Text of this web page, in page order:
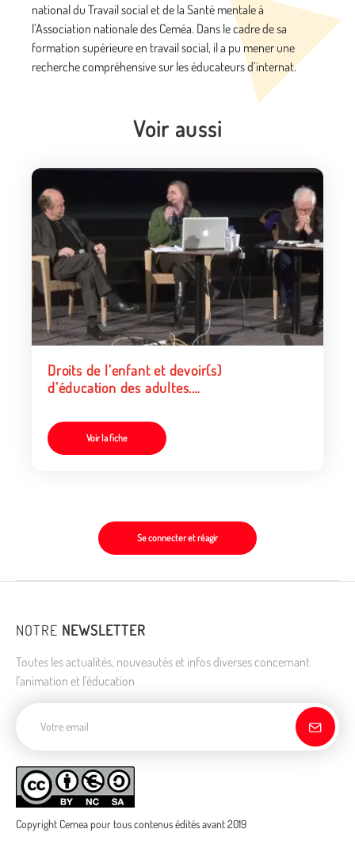
national du Travail social et de la Santé mentale à
l’Association nationale des Ceméa. Dans le cadre de sa
formation supérieure en travail social, il a pu mener une
recherche compréhensive sur les éducateurs d’internat.
Voir aussi
Droits de l’enfant et devoir(s)
d’éducation des adultes.
Voir la fiche
Se connecter et réagir
NOTRE NEWSLETTER
Toutes les actualités, nouveautés et infos diverses concernant
l'animation et l'éducation
Copyright Cemea pour tous contenus édités avant 2019